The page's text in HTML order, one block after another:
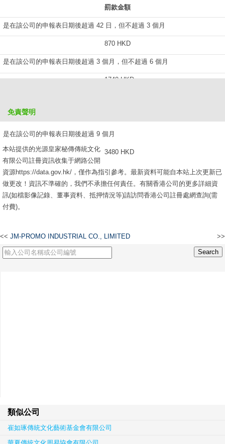
罰款金額
是在該公司的申報表日期後超過 42 日，但不超過 3 個月
870 HKD
是在該公司的申報表日期後超過 3 個月，但不超過 6 個月
1740 HKD
是在該公司的申報表日期後超過 9 個月
3480 HKD
免責聲明
本站提供的光源皇家秘傳傳統文化
有限公司註冊資訊收集于網路公開
資源https://data.gov.hk/，僅作為指引參考。最新資料可能自本站上次更新已
做更改！資訊不準確的，我們不承擔任何責任。有關香港公司的更多詳細資
訊(如檔影像記錄、董事資料、抵押情況等)請訪問香港公司註冊處網查詢(需
付費)。
<< JM-PROMO INDUSTRIAL CO., LIMITED >>
類似公司
崔如琢傳統文化藝術基金會有限公司